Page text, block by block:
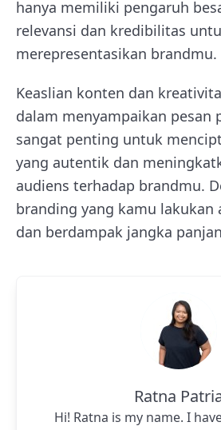
hanya memiliki pengaruh
relevansi dan kredibilitas
merepresentasikan brandmu.
Keaslian konten dan
dalam menyampaikan pesan
sangat penting untuk
yang autentik dan
audiens terhadap brandmu.
branding yang kamu lakukan
dan berdampak jangka
Ratna
Hi! Ratna is my name. I